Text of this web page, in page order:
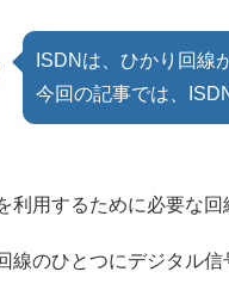
ISDNは、ひかり回線
今回の記事では、
利用するために必要な
線のひとつにデジタル